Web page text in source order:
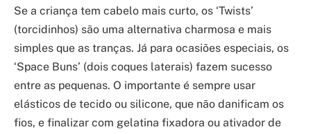
Se a criança tem cabelo mais curto, os ‘Twists’
(torcidinhos) são uma alternativa charmosa e mais
simples que as tranças. Já para ocasiões especiais, os
‘Space Buns’ (dois coques laterais) fazem sucesso
entre as pequenas. O importante é sempre usar
elásticos de tecido ou silicone, que não danificam os
fios, e finalizar com gelatina fixadora ou ativador de